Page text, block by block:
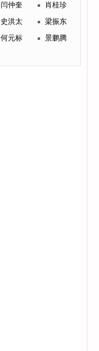
闫仲奎
肖桂珍
史洪太
梁振东
何元标 景鹏腾